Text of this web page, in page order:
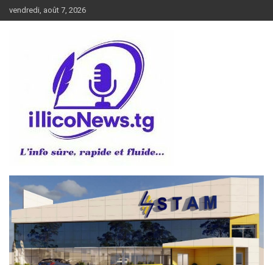
au
vendredi, août 7, 2026
illiconews